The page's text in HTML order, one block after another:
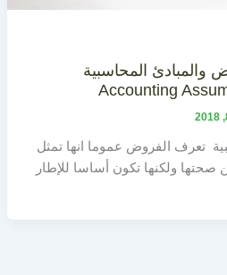
والمبادئ المحاسبية
تعرف الفروض عموما انها تمثل
ولكنها تكون أساسا للإطار